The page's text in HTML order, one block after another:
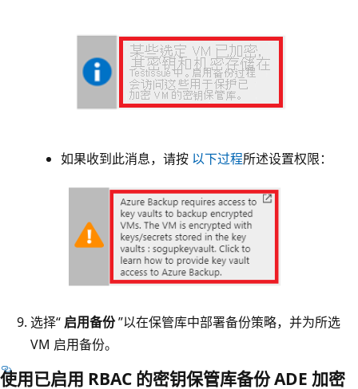
如果收到此消息，请按 以下过程所述设置权限：
选择“ 启用备份”以在保管库中部署备份策略，并为所选
VM 启用备份。
使用已启用 RBAC 的密钥保管库备份 ADE 加密